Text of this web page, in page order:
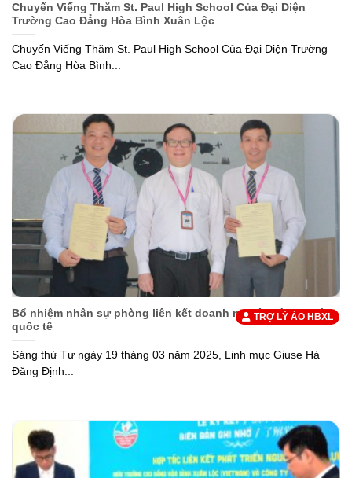
Chuyến Viếng Thăm St. Paul High School Của Đại Diện
Trường Cao Đẳng Hòa Bình Xuân Lộc
Chuyến Viếng Thăm St. Paul High School Của Đại Diện Trường
Cao Đẳng Hòa Bình...
Bổ nhiệm nhân sự phòng liên kết doanh nghiệp và hợp tác
quốc tế
Sáng thứ Tư ngày 19 tháng 03 năm 2025, Linh mục Giuse Hà
Đăng Định...
TRỢ LÝ ẢO HBXL